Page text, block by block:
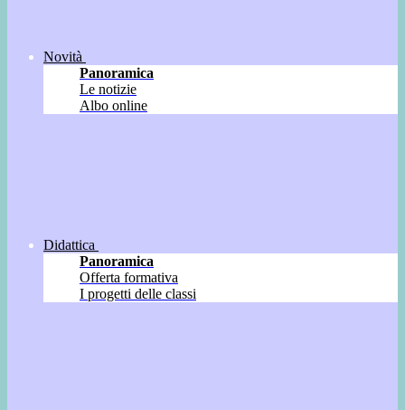
Novità
Panoramica
Le notizie
Albo online
Didattica
Panoramica
Offerta formativa
I progetti delle classi